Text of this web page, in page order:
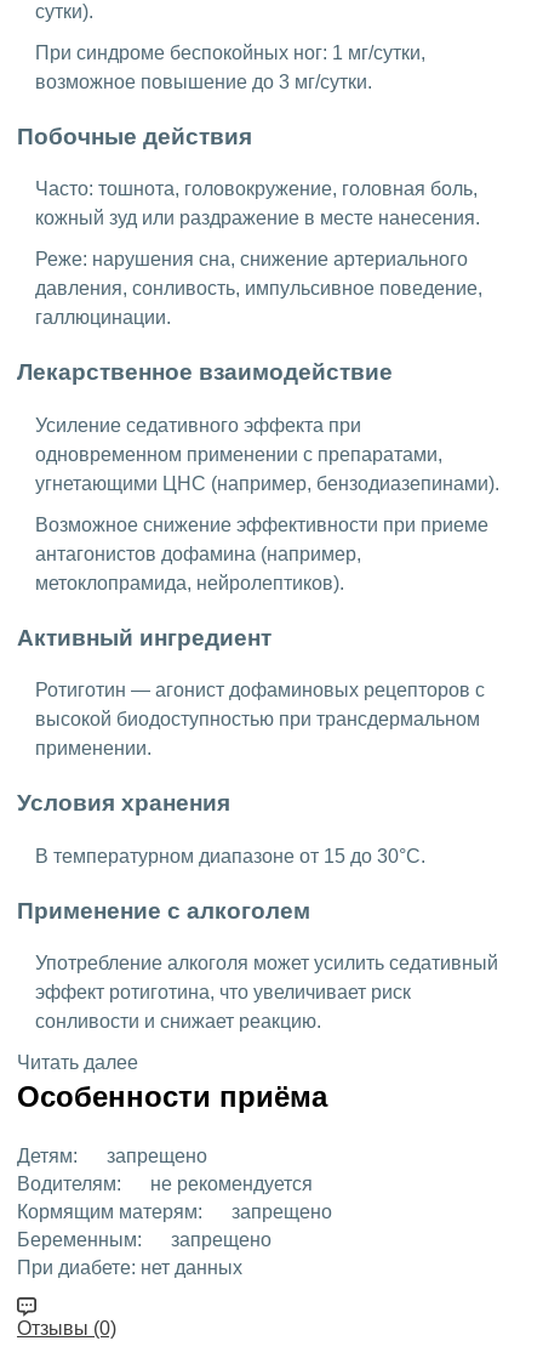
сутки).
При синдроме беспокойных ног: 1 мг/сутки,
возможное повышение до 3 мг/сутки.
Побочные действия
Часто: тошнота, головокружение, головная боль,
кожный зуд или раздражение в месте нанесения.
Реже: нарушения сна, снижение артериального
давления, сонливость, импульсивное поведение,
галлюцинации.
Лекарственное взаимодействие
Усиление седативного эффекта при
одновременном применении с препаратами,
угнетающими ЦНС (например, бензодиазепинами).
Возможное снижение эффективности при приеме
антагонистов дофамина (например,
метоклопрамида, нейролептиков).
Активный ингредиент
Ротиготин — агонист дофаминовых рецепторов с
высокой биодоступностью при трансдермальном
применении.
Условия хранения
В температурном диапазоне от 15 до 30°C.
Применение с алкоголем
Употребление алкоголя может усилить седативный
эффект ротиготина, что увеличивает риск
сонливости и снижает реакцию.
Читать далее
Особенности приёма
Детям:
запрещено
Водителям:
не рекомендуется
Кормящим матерям:
запрещено
Беременным:
запрещено
При диабете: нет данных
Отзывы (0)